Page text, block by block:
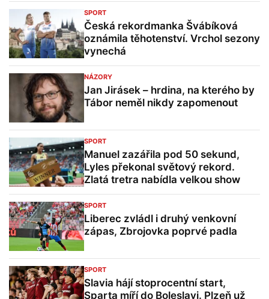
SPORT
Česká rekordmanka Švábíková
oznámila těhotenství. Vrchol sezony
vynechá
NÁZORY
Jan Jirásek – hrdina, na kterého by
Tábor neměl nikdy zapomenout
SPORT
Manuel zazářila pod 50 sekund,
Lyles překonal světový rekord.
Zlatá tretra nabídla velkou show
SPORT
Liberec zvládl i druhý venkovní
zápas, Zbrojovka poprvé padla
SPORT
Slavia hájí stoprocentní start,
Sparta míří do Boleslavi. Plzeň už